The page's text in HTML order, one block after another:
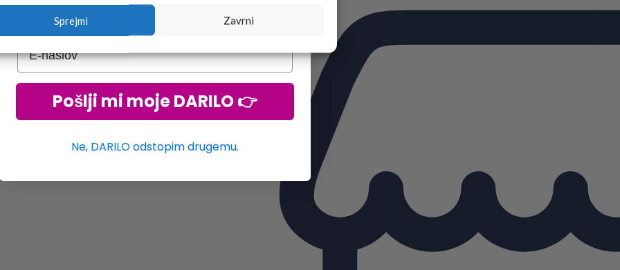
Sprejmi Zavrni
Pošlji mi moje DARILO 👉
Ne, DARILO odstopim drugemu.